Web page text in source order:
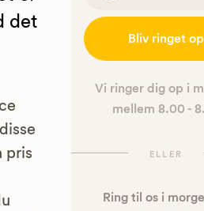
det
pris
Bliv ringet op
Vi ringer dig op i
mellem 8.00 -
ELLER
Ring til os i